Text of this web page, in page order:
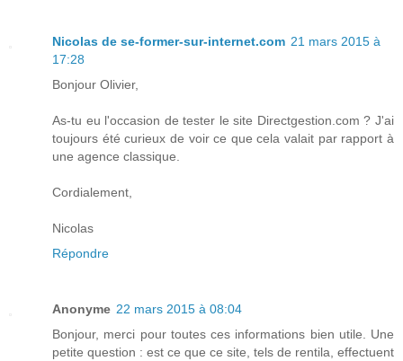
Nicolas de se-former-sur-internet.com 21 mars 2015 à
17:28
Bonjour Olivier,
As-tu eu l'occasion de tester le site Directgestion.com ? J'ai
toujours été curieux de voir ce que cela valait par rapport à
une agence classique.
Cordialement,
Nicolas
Répondre
Anonyme 22 mars 2015 à 08:04
Bonjour, merci pour toutes ces informations bien utile. Une
petite question : est ce que ce site, tels de rentila, effectuent